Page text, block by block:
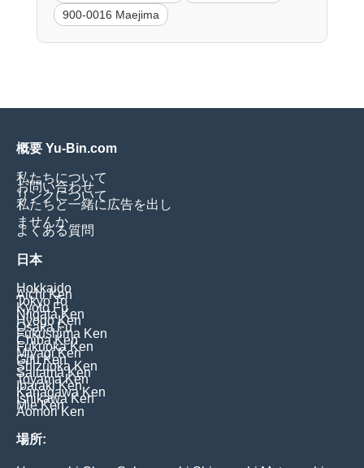
900-0016 Maejima
概要 Yu-Bin.com
私たちについて
お問い合わせ
リンクについて
私たちと一緒に広告を出し
ませんか
よくある質問
日本
Hokkaido
Aichi Ken
Tokyo To
Kyoto Fu
Niigata Ken
Hyogo Ken
Osaka Fu
Fukushima Ken
Chiba Ken
Fukuoka Ken
Miyagi Ken
Gifu Ken
Shizuoka Ken
Saitama Ken
Toyama Ken
Ibaraki Ken
Kanagawa Ken
Ishikawa Ken
Mie Ken
Aomori Ken
場所: